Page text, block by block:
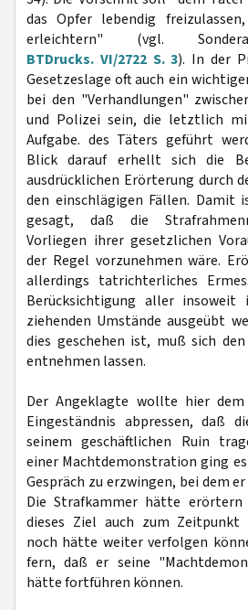
das Opfer lebendig
erleichtern" (vgl.
BTDrucks. VI/2722 S. 3). In der
Gesetzeslage oft auch ein
bei den "Verhandlungen"
und Polizei sein, die letztlich
Aufgabe. des Täters geführt
Blick darauf erhellt sich die
ausdrücklichen Erörterung durch
den einschlägigen Fällen. Damit
gesagt, daß die
Vorliegen ihrer gesetzlichen
der Regel vorzunehmen wäre.
allerdings tatrichterliches
Berücksichtigung aller
ziehenden Umstände ausgeübt
dies geschehen ist, muß sich
entnehmen lassen.
Der Angeklagte wollte hier dem
Eingeständnis abpressen, daß
seinem geschäftlichen Ruin
einer Machtdemonstration ging
Gespräch zu erzwingen, bei dem
Die Strafkammer hätte
dieses Ziel auch zum Zeitpunkt
noch hätte weiter verfolgen
fern, daß er seine
hätte fortführen können.